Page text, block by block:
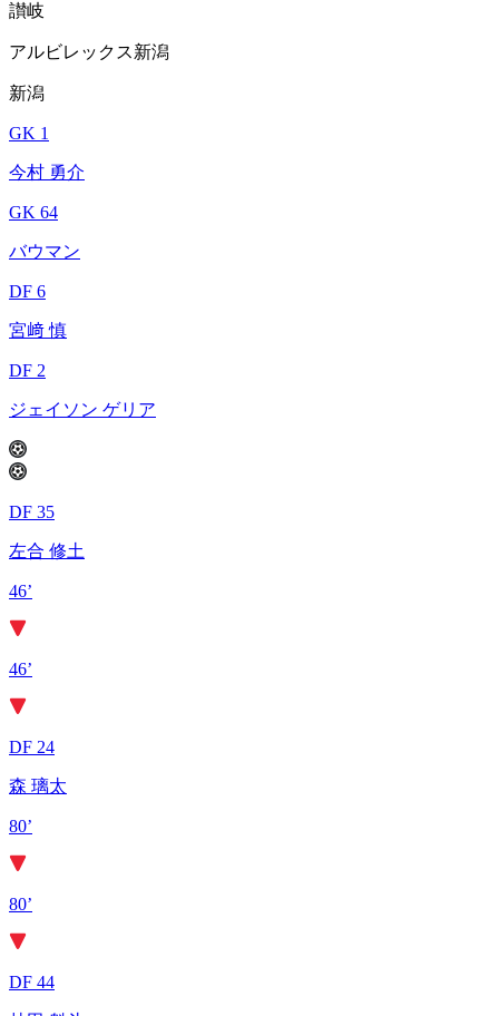
讃岐
アルビレックス新潟
新潟
GK 1
今村 勇介
GK 64
バウマン
DF 6
宮﨑 慎
DF 2
ジェイソン ゲリア
DF 35
左合 修土
46’
46’
DF 24
森 璃太
80’
80’
DF 44